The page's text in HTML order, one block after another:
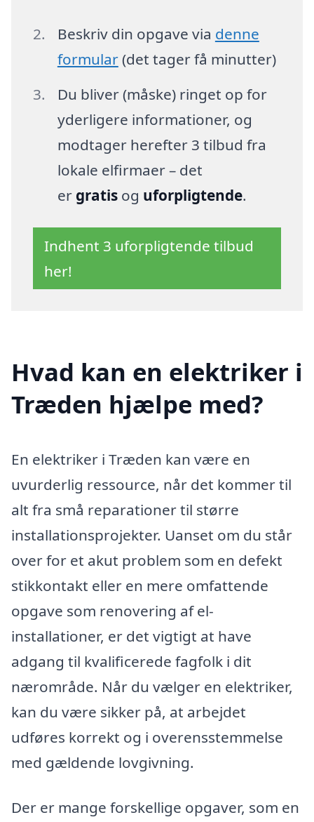
Beskriv din opgave via denne
formular(det tager få minutter)
Du bliver (måske) ringet op for
yderligere informationer, og
modtager herefter 3 tilbud fra
lokale elfirmaer – det
er gratisog uforpligtende.
Indhent 3 uforpligtende tilbud
her!
Hvad kan en elektriker i
Træden hjælpe med?
En elektriker i Træden kan være en
uvurderlig ressource, når det kommer til
alt fra små reparationer til større
installationsprojekter. Uanset om du står
over for et akut problem som en defekt
stikkontakt eller en mere omfattende
opgave som renovering af el-
installationer, er det vigtigt at have
adgang til kvalificerede fagfolk i dit
nærområde. Når du vælger en elektriker,
kan du være sikker på, at arbejdet
udføres korrekt og i overensstemmelse
med gældende lovgivning.
Der er mange forskellige opgaver, som en